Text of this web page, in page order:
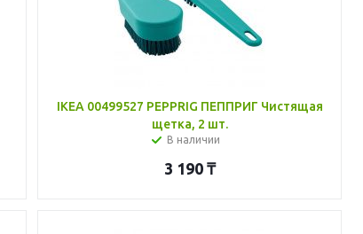
IKEA 00499527 PEPPRIG ПЕППРИГ Чистящая
щетка, 2 шт.
В наличии
3 190 ₸